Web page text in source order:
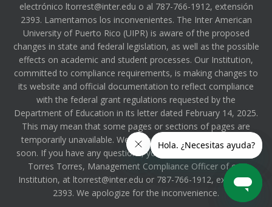
electrónico ltorrest@inter.edu o al 787-766-1912, extensión
2393. Lamentamos los inconvenientes. The Inter American
University of Puerto Rico (UIPR) is aware of the proposed
changes in state and federal legislation, as well as the possible
effects on academic and student processes. Our Institution,
committed to compliance requirements, is making changes to
its website and official documentation to reflect compliance
with the federal grant regulations requested by the
Department of Education in its letter dated February 14, 2025.
This may mean that some pages or sections of pages are
temporarily unavailable. We will be completing the process
soon. If you have any questions, you can contact Ms. Lilia M.
Torres Torres, Management Compliance Officer of our
Institution, at ltorrest@inter.edu or 787-766-1912, extension
2393. We apologize for the inconvenience.